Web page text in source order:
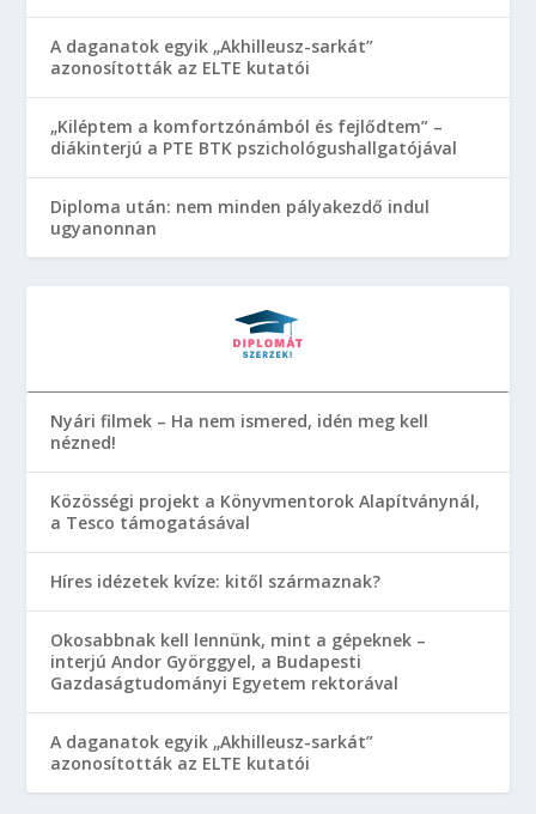
A daganatok egyik „Akhilleusz-sarkát”
azonosították az ELTE kutatói
„Kiléptem a komfortzónámból és fejlődtem” –
diákinterjú a PTE BTK pszichológushallgatójával
Diploma után: nem minden pályakezdő indul
ugyanonnan
Nyári filmek – Ha nem ismered, idén meg kell
nézned!
Közösségi projekt a Könyvmentorok Alapítványnál,
a Tesco támogatásával
Híres idézetek kvíze: kitől származnak?
Okosabbnak kell lennünk, mint a gépeknek –
interjú Andor Györggyel, a Budapesti
Gazdaságtudományi Egyetem rektorával
A daganatok egyik „Akhilleusz-sarkát”
azonosították az ELTE kutatói